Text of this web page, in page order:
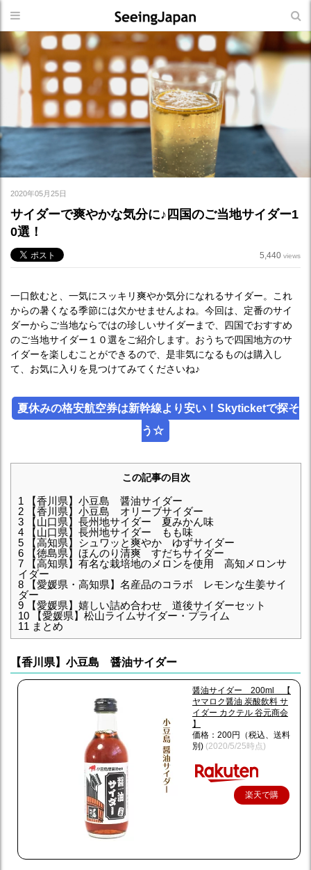
2020年05月25日
サイダーで爽やかな気分に♪四国のご当地サイダー1
0選！
5,440 views
一口飲むと、一気にスッキリ爽やか気分になれるサイダー。これ
からの暑くなる季節には欠かせませんよね。今回は、定番のサイ
ダーからご当地ならではの珍しいサイダーまで、四国でおすすめ
のご当地サイダー１０選をご紹介します。おうちで四国地方のサ
イダーを楽しむことができるので、是非気になるものは購入し
て、お気に入りを見つけてみてくださいね♪
夏休みの格安航空券は新幹線より安い！Skyticketで探そ
う☆
この記事の目次
1 【香川県】小豆島 醤油サイダー
2 【香川県】小豆島 オリーブサイダー
3 【山口県】長州地サイダー 夏みかん味
4 【山口県】長州地サイダー もも味
5 【高知県】シュワッと爽やか ゆずサイダー
6 【徳島県】ほんのり清爽 すだちサイダー
7 【高知県】有名な栽培地のメロンを使用 高知メロンサ
イダー
8 【愛媛県・高知県】名産品のコラボ レモンな生姜サイ
ダー
9 【愛媛県】嬉しい詰め合わせ 道後サイダーセット
10 【愛媛県】松山ライムサイダー・プライム
11 まとめ
【香川県】小豆島 醤油サイダー
醤油サイダー 200ml 【
ヤマロク醤油 炭酸飲料 サ
イダー カクテル 谷元商会
】
価格：200円（税込、送料
別) (2020/5/25時点)
楽天で購